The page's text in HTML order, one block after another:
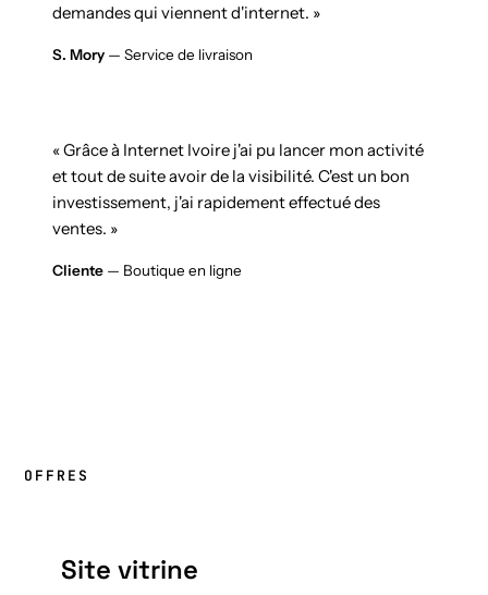
demandes qui viennent d'internet. »
S. Mory — Service de livraison
« Grâce à Internet Ivoire j'ai pu lancer mon activité
et tout de suite avoir de la visibilité. C'est un bon
investissement, j'ai rapidement effectué des
ventes. »
Cliente — Boutique en ligne
OFFRES
Site vitrine